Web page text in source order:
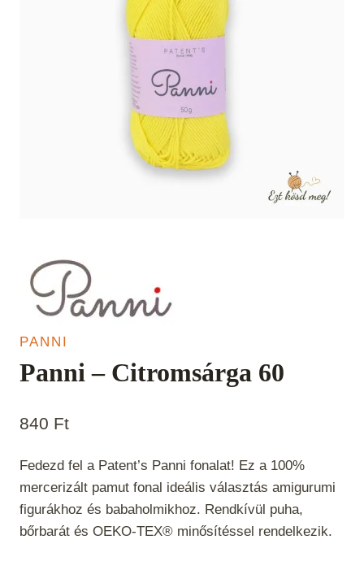
PANNI
Panni – Citromsárga 60
840 Ft
Fedezd fel a Patent’s Panni fonalat! Ez a 100%
mercerizált pamut fonal ideális választás amigurumi
figurákhoz és babaholmikhoz. Rendkívül puha,
bőrbarát és OEKO-TEX® minősítéssel rendelkezik.